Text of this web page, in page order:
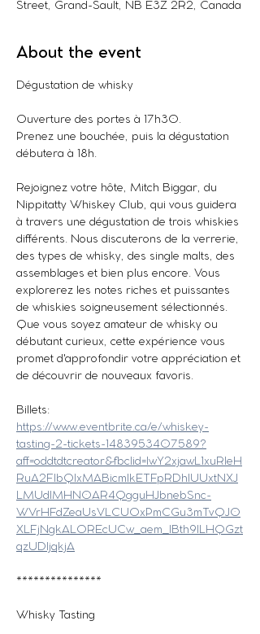
Street, Grand-Sault, NB E3Z 2R2, Canada
About the event
Dégustation de whisky
Ouverture des portes à 17h30.
Prenez une bouchée, puis la dégustation
débutera à 18h.
Rejoignez votre hôte, Mitch Biggar, du
Nippitatty Whiskey Club, qui vous guidera
à travers une dégustation de trois whiskies
différents. Nous discuterons de la verrerie,
des types de whisky, des single malts, des
assemblages et bien plus encore. Vous
explorerez les notes riches et puissantes
de whiskies soigneusement sélectionnés.
Que vous soyez amateur de whisky ou
débutant curieux, cette expérience vous
promet d'approfondir votre appréciation et
de découvrir de nouveaux favoris.
Billets:
https://www.eventbrite.ca/e/whiskey-
tasting-2-tickets-1483953407589?
aff=oddtdtcreator&fbclid=IwY2xjawL1xuRleH
RuA2FlbQIxMABicmlkETFpRDhIUUxtNXJ
LMUdlMHN0AR4QgguHJbnebSnc-
WVrHFdZeaUsVLCUOxPmCGu3mTvQJ0
XLFjNgkALOREcUCw_aem_IBth9lLHQGzt
qzUDIjqkjA
***************
Whisky Tasting